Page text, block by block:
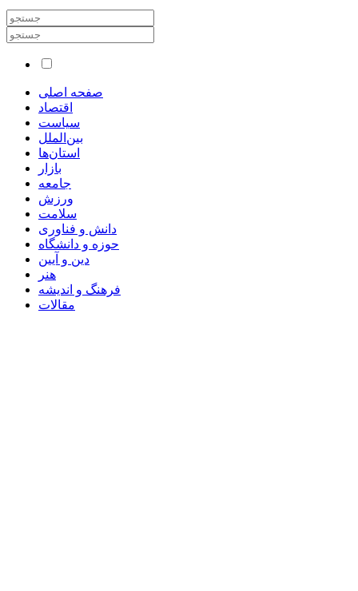
صفحه اصلی
اقتصاد
سیاست
بین‌الملل
استان‌ها
بازار
جامعه
ورزش
سلامت
دانش و فناوری
حوزه و دانشگاه
دین و آیین
هنر
فرهنگ و اندیشه
مقالات